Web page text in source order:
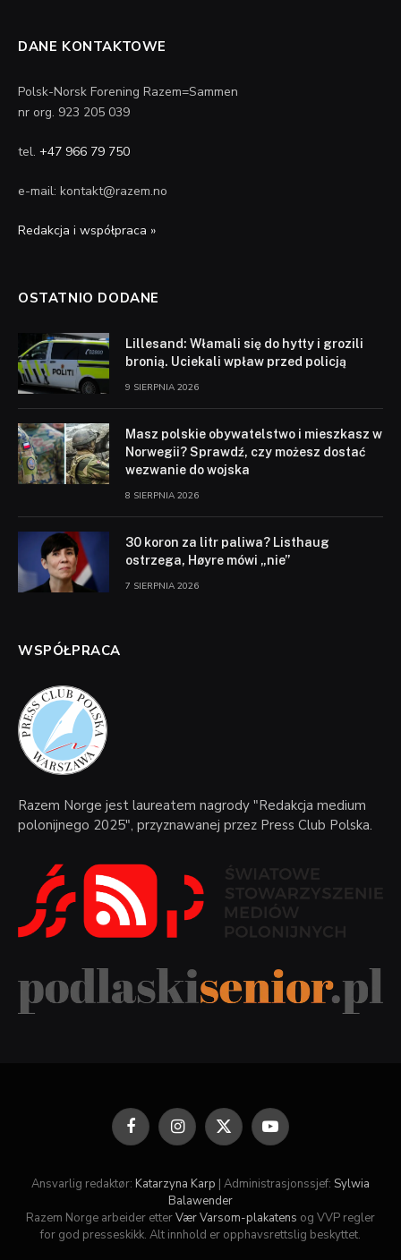
DANE KONTAKTOWE
Polsk-Norsk Forening Razem=Sammen
nr org. 923 205 039
tel. +47 966 79 750
e-mail: kontakt@razem.no
Redakcja i współpraca »
OSTATNIO DODANE
Lillesand: Włamali się do hytty i grozili
bronią. Uciekali wpław przed policją
9 SIERPNIA 2026
Masz polskie obywatelstwo i mieszkasz w
Norwegii? Sprawdź, czy możesz dostać
wezwanie do wojska
8 SIERPNIA 2026
30 koron za litr paliwa? Listhaug
ostrzega, Høyre mówi „nie”
7 SIERPNIA 2026
WSPÓŁPRACA
Razem Norge jest laureatem nagrody "Redakcja medium
polonijnego 2025", przyznawanej przez Press Club Polska.
FacebookInstagram
X
(Twitter)
YouTube
Ansvarlig redaktør: Katarzyna Karp | Administrasjonssjef: Sylwia
Balawender
Razem Norge arbeider etterVær Varsom-plakatens og VVP regler
for god presseskikk. Alt innhold er opphavsrettslig beskyttet.